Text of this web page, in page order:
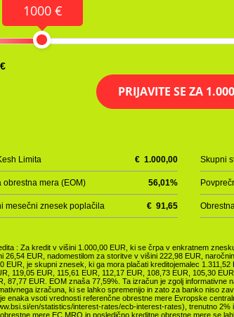
1000 €
PRIJAVITE SE ZA
Limita € 1.000,00 Skupni
obrestna mera (EOM) 56,01%
mesečni znesek poplačila € 91,65
: Za kredit v višini 1.000,00 EUR, ki se črpa v enkratnem
26,54 EUR, nadomestilom za storitve v višini 222,98 EUR,
EUR, je skupni znesek, ki ga mora plačati kreditojemalec
119,05 EUR, 115,61 EUR, 112,17 EUR, 108,73 EUR, 105,30
87,77 EUR. EOM znaša 77,59%. Ta izračun je zgolj informativne
izračuna, ki se lahko spremenijo in zato za banko niso
enaka vsoti vrednosti referenčne obrestne mere Evropske
en/statistics/interest-rates/ecb-interest-rates), trenutno
mere EC MRO in posledično kreditne obrestne mere se